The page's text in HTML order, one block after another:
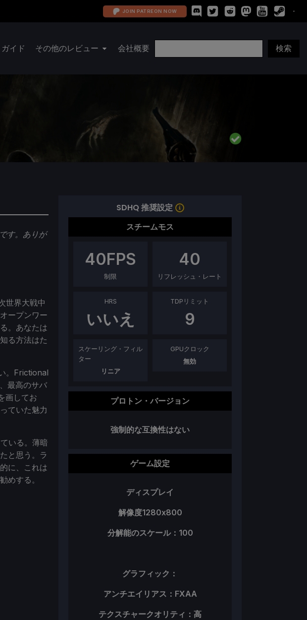
JOIN PATREON NOW
イド その他のレビュー 会社概要
す。ありが
世界大戦中
ープンワー
。あなたは
る方法はた
。Frictional
最高のサバ
画してお
ていた魅力
いる。薄暗
と思う。ラ
に、これは
めする。
SDHQ 推奨設定
スチームモス
40FPS
制限
40
リフレッシュ・レート
HRS
いいえ
TDPリミット
9
スケーリング・フィル
ター
リニア
GPUクロック
無効
プロトン・バージョン
強制的な互換性はない
ゲーム設定
ディスプレイ
解像度1280x800
分解能のスケール：100
グラフィック：
アンチエイリアス：FXAA
テクスチャークオリティ：高